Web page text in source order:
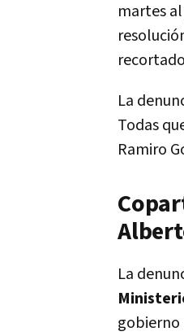
martes
La
Todas
Ramiro
La
gobierno